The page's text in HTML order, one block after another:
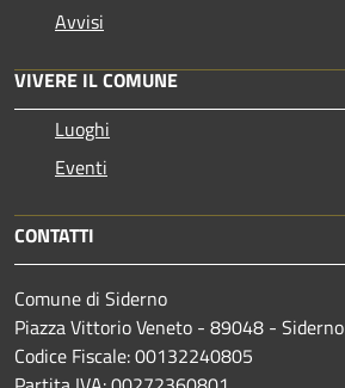
Avvisi
VIVERE IL COMUNE
Luoghi
Eventi
CONTATTI
Comune di Siderno
Piazza Vittorio Veneto - 89048 - Siderno
Codice Fiscale: 00132240805